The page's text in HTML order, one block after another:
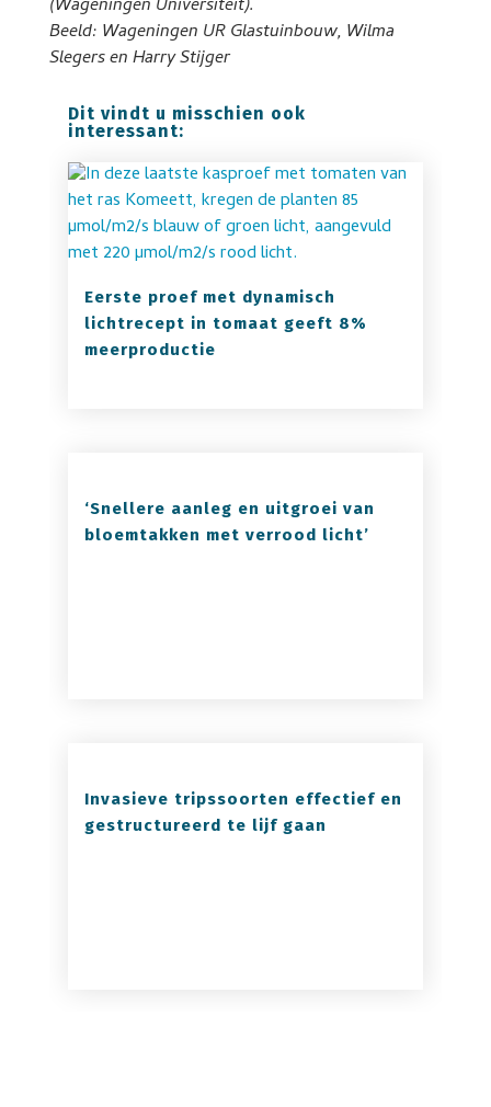
(Wageningen Universiteit).
Beeld: Wageningen UR Glastuinbouw, Wilma
Slegers en Harry Stijger
Dit vindt u misschien ook
interessant:
Eerste proef met dynamisch
lichtrecept in tomaat geeft 8%
meerproductie
‘Snellere aanleg en uitgroei van
bloemtakken met verrood licht’
Invasieve tripssoorten effectief en
gestructureerd te lijf gaan